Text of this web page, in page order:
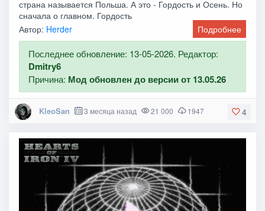
страна называется Польша. А это - Гордость и Осень. Но
сначала о главном. Гордость
Автор: Herder Подробнее
Последнее обновление: 13-05-2026. Редактор:
Dmitry6
Причина: Мод обновлен до версии от 13.05.26
4
KleoSan 3 месяца назад 21 000 1947